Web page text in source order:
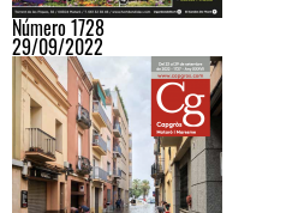
Número 1728
29/09/2022